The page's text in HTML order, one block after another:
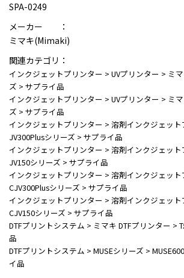
SPA-0249
メーカー ：
ミマキ(Mimaki)
関連カテゴリ：
インクジェットプリンター > UVプリンター > ミ
ズ > サプライ品
インクジェットプリンター > UVプリンター > ミ
ズ > サプライ品
インクジェットプリンター > 溶剤インクジェット
JV300Plusシリーズ > サプライ品
インクジェットプリンター > 溶剤インクジェット
JV150シリーズ > サプライ品
インクジェットプリンター > 溶剤インクジェット
CJV300Plusシリーズ > サプライ品
インクジェットプリンター > 溶剤インクジェット
CJV150シリーズ > サプライ品
DTFプリントシステム > ミマキ DTFプリンター >
品
DTFプリントシステム > MUSEシリーズ >
イ品